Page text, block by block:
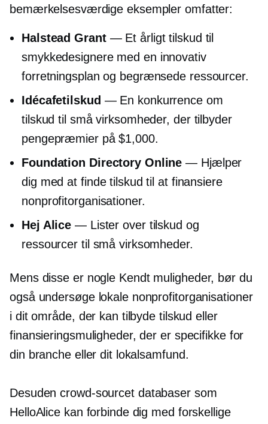
bemærkelsesværdige eksempler omfatter:
Halstead Grant— Et årligt tilskud til
smykkedesignere med en innovativ
forretningsplan og begrænsede ressourcer.
Idécafetilskud — En konkurrence om
tilskud til små virksomheder, der tilbyder
pengepræmier på $1,000.
Foundation Directory Online — Hjælper
dig med at finde tilskud til at finansiere
nonprofitorganisationer.
Hej Alice — Lister over tilskud og
ressourcer til små virksomheder.
Mens disse er nogle Kendtmuligheder, bør du
også undersøge lokale nonprofitorganisationer
i dit område, der kan tilbyde tilskud eller
finansieringsmuligheder, der er specifikke for
din branche eller dit lokalsamfund.
Desudencrowd-sourcetdatabaser som
HelloAlice kan forbinde dig med forskellige